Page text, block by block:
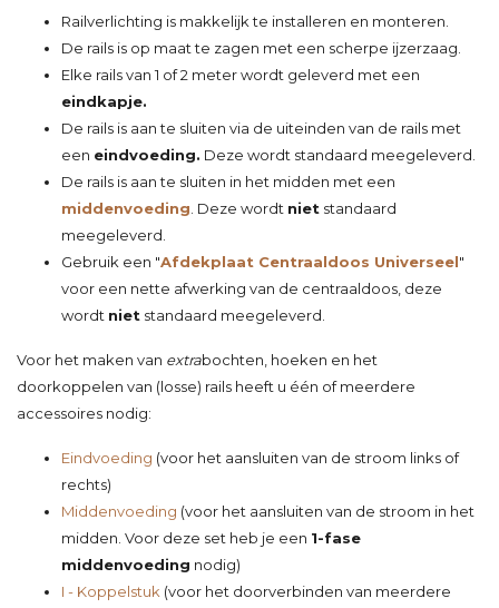
Railverlichting is makkelijk te installeren en monteren.
De rails is op maat te zagen met een scherpe ijzerzaag.
Elke rails van 1 of 2 meter wordt geleverd met een
eindkapje.
De rails is aan te sluiten via de uiteinden van de rails met
een eindvoeding. Deze wordt standaard meegeleverd.
De rails is aan te sluiten in het midden met een
middenvoeding . Deze wordt niet standaard
meegeleverd.
Gebruik een "Afdekplaat Centraaldoos Universeel"
voor een nette afwerking van de centraaldoos, deze
wordt niet standaard meegeleverd.
Voor het maken van extrabochten hoeken en het
doorkoppelen van (losse) rails heeft u één of meerdere
accessoires nodig:
Eindvoeding (voor het aansluiten van de stroom links of
rechts)
Middenvoeding (voor het aansluiten van de stroom in het
midden. Voor deze set heb je een 1-fase
middenvoeding nodig)
I - Koppelstuk (voor het doorverbinden van meerdere